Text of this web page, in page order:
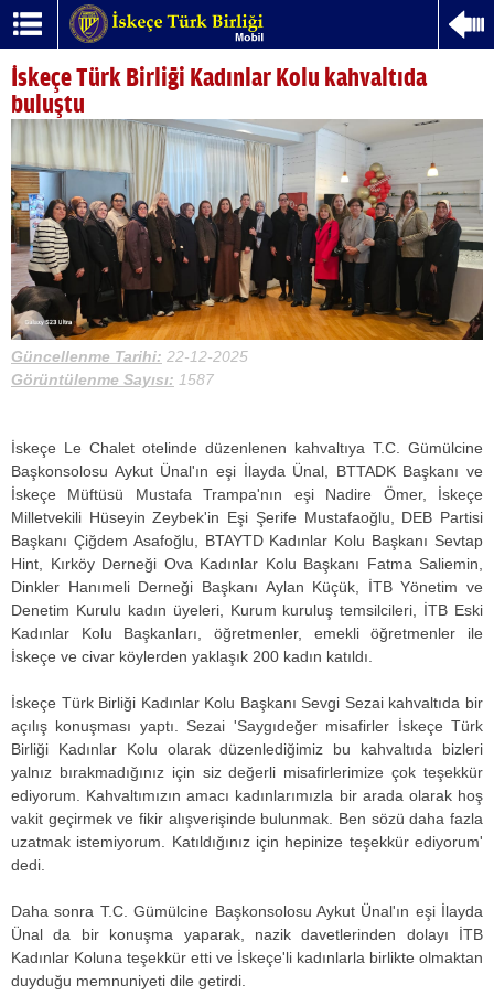
İskeçe Türk Birliği Kadınlar Kolu kahvaltıda
buluştu
Güncellenme Tarihi: 22-12-2025
Görüntülenme Sayısı: 1587
İskeçe Le Chalet otelinde düzenlenen kahvaltıya T.C. Gümülcine
Başkonsolosu Aykut Ünal'ın eşi İlayda Ünal, BTTADK Başkanı ve
İskeçe Müftüsü Mustafa Trampa'nın eşi Nadire Ömer, İskeçe
Milletvekili Hüseyin Zeybek'in Eşi Şerife Mustafaoğlu, DEB Partisi
Başkanı Çiğdem Asafoğlu, BTAYTD Kadınlar Kolu Başkanı Sevtap
Hint, Kırköy Derneği Ova Kadınlar Kolu Başkanı Fatma Saliemin,
Dinkler Hanımeli Derneği Başkanı Aylan Küçük, İTB Yönetim ve
Denetim Kurulu kadın üyeleri, Kurum kuruluş temsilcileri, İTB Eski
Kadınlar Kolu Başkanları, öğretmenler, emekli öğretmenler ile
İskeçe ve civar köylerden yaklaşık 200 kadın katıldı.
İskeçe Türk Birliği Kadınlar Kolu Başkanı Sevgi Sezai kahvaltıda bir
açılış konuşması yaptı. Sezai 'Saygıdeğer misafirler İskeçe Türk
Birliği Kadınlar Kolu olarak düzenlediğimiz bu kahvaltıda bizleri
yalnız bırakmadığınız için siz değerli misafirlerimize çok teşekkür
ediyorum. Kahvaltımızın amacı kadınlarımızla bir arada olarak hoş
vakit geçirmek ve fikir alışverişinde bulunmak. Ben sözü daha fazla
uzatmak istemiyorum. Katıldığınız için hepinize teşekkür ediyorum'
dedi.
Daha sonra T.C. Gümülcine Başkonsolosu Aykut Ünal'ın eşi İlayda
Ünal da bir konuşma yaparak, nazik davetlerinden dolayı İTB
Kadınlar Koluna teşekkür etti ve İskeçe'li kadınlarla birlikte olmaktan
duyduğu memnuniyeti dile getirdi.